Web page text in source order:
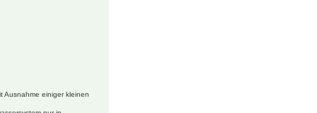
Ausnahme einiger kleinen